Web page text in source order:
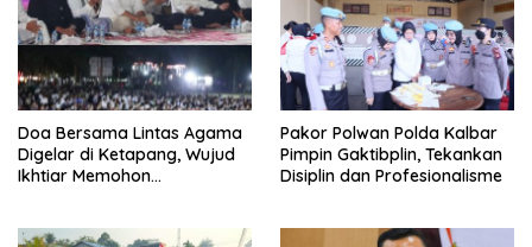
Doa Bersama Lintas Agama
Digelar di Ketapang, Wujud
Ikhtiar Memohon
Pakor Polwan Polda Kalbar
Pimpin Gaktibplin, Tekankan
Disiplin dan Profesionalisme